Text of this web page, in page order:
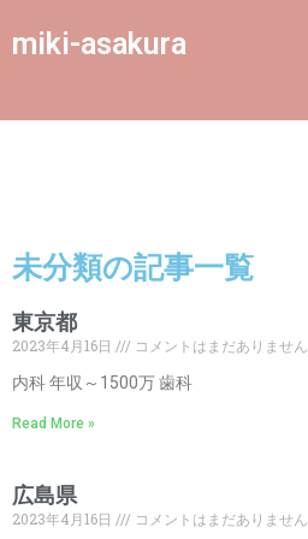
miki-asakura
未分類の記事一覧
東京都
2023年4月16日
コメントはまだありません
内科 年収～1500万 歯科
Read More »
広島県
2023年4月16日
コメントはまだありません